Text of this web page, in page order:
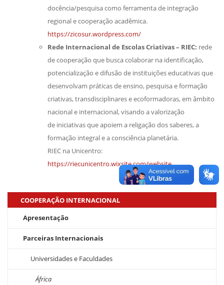
docência/pesquisa como ferramenta de integração
regional e cooperação acadêmica.
https://zicosur.wordpress.com/
Rede Internacional de Escolas Criativas – RIEC: rede
de cooperação que busca colaborar na identificação,
potencialização e difusão de instituições educativas que
desenvolvam práticas de ensino, pesquisa e formação
criativas, transdisciplinares e ecoformadoras, em âmbito
nacional e internacional, visando a valorização
de iniciativas que apoiem a religação dos saberes, a
formação integral e a consciência planetária.
RIEC na Unicentro:
https://riecunicentro.wixsite.com/website
COOPERAÇÃO INTERNACIONAL
Apresentação
Parceiras Internacionais
Universidades e Faculdades
África